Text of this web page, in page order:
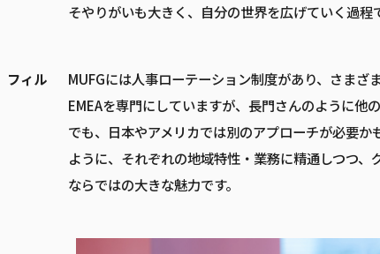
そやりがいも大きく、自分の世界を広げていく過程
フィル
MUFGには人事ローテーション制度があり、さま
EMEAを専門にしていますが、長門さんのように他
でも、日本やアメリカでは別のアプローチが必要
ように、それぞれの地域特性・業務に精通しつつ
ならではの大きな魅力です。